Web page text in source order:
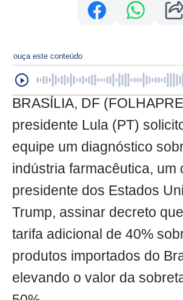
ouça este conteúdo
BRASÍLIA, DF
presidente Lula (PT)
equipe um diagnóstico
indústria farmacêutica, um
presidente dos Estados
Trump, assinar decreto
tarifa adicional de 40%
produtos importados do
elevando o valor da